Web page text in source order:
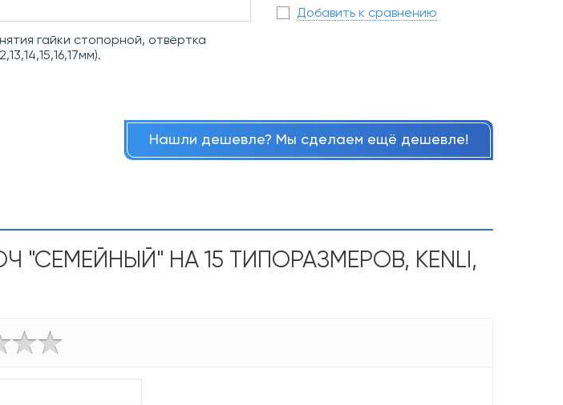
гайки стопорной, отвёртка
Добавить к сравнению
Нашли дешевле? Мы сделаем ещё дешевле!
НА 15 ТИПОРАЗМЕРОВ, KENLI,